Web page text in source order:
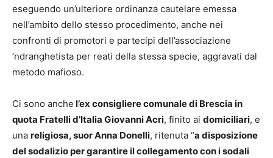
eseguendo un’ulteriore ordinanza cautelare emessa
nell’ambito dello stesso procedimento, anche nei
confronti di promotori e partecipi dell’associazione
‘ndranghetista per reati della stessa specie, aggravati dal
metodo mafioso.
Ci sono anche l’ex consigliere comunale di Brescia in
quota Fratelli d’Italia Giovanni Acri, finito ai domiciliari, e
una religiosa, suor Anna Donelli, ritenuta “a disposizione
del sodalizio per garantire il collegamento con i sodali